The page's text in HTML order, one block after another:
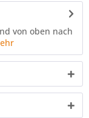
von oben nach